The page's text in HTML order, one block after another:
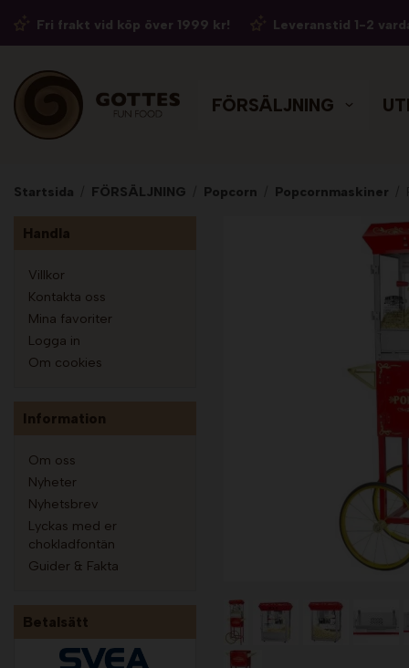
Fri frakt vid köp över 1999 kr! Leveranstid 1-2
FÖRSÄLJNING
Startsida FÖRSÄLJNING Popcorn Popcornmaskiner
Handla
Villkor
Kontakta oss
Mina favoriter
Logga in
Om cookies
Information
Om oss
Nyheter
Nyhetsbrev
Lyckas med er
chokladfontän
Guider & Fakta
Betalsätt